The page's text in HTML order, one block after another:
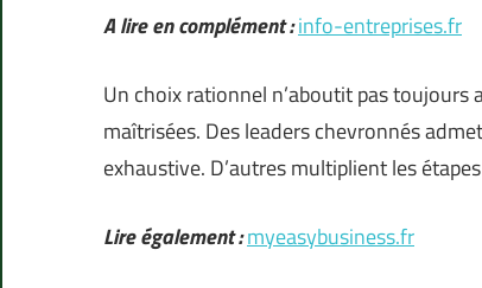
A lire en complément :info-entreprises.fr
Un choix rationnel n’aboutit pas
maîtrisées. Des leaders chevronnés
exhaustive. D’autres multiplient les
Lire également :myeasybusiness.fr